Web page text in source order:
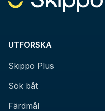
UTFORSKA
Skippo Plus
Sök båt
Färdmål